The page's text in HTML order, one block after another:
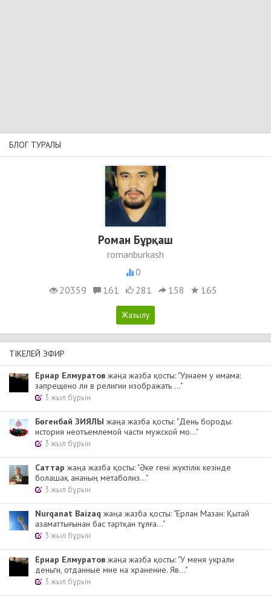
БЛОГ ТУРАЛЫ
Роман Бұрқаш
romanburkash
0
20359
161 281 158 165
ТІКЕЛЕЙ ЭФИР
Ернар Елмуратов жаңа жазба қосты: "Узнаем у имама:
запрещено ли в религии изображать ..."
3 жыл бұрын
Бөгенбай ЗИЯЛЫ жаңа жазба қосты: "День бороды:
история неотъемлемой части мужской мо..."
3 жыл бұрын
Cаттар жаңа жазба қосты: "Әке гені жүктілік кезінде
болашақ ананың метаболиз..."
3 жыл бұрын
Nurqanat Baizaq жаңа жазба қосты: "Ерлан Мазан: Қытай
азаматтығынан бас тартқан тұлға..."
3 жыл бұрын
Ернар Елмуратов жаңа жазба қосты: "У меня украли
деньги, отданные мне на хранение. Яв..."
3 жыл бұрын